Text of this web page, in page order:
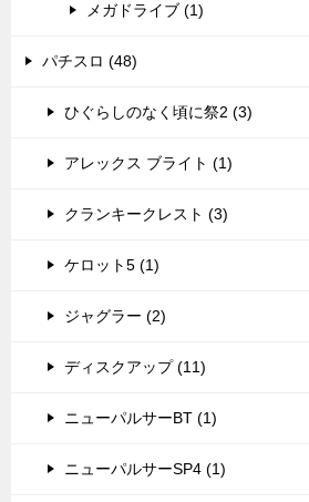
メガドライブ (1)
パチスロ (48)
ひぐらしのなく頃に祭2 (3)
アレックス ブライト (1)
クランキークレスト (3)
ケロット5 (1)
ジャグラー (2)
ディスクアップ (11)
ニューパルサーBT (1)
ニューパルサーSP4 (1)